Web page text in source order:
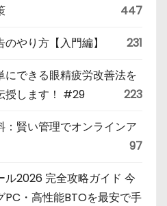
447
やり方【入門編】 231
にできる眼精疲労改善法を
授します！ #29
223
：賢い管理でオンラインア
97
ル2026 完全攻略ガイド 今
PC・高性能BTOを最安で手